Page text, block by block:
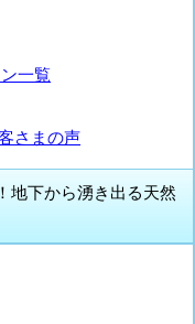
一覧
さまの声
地下から湧き出る天然